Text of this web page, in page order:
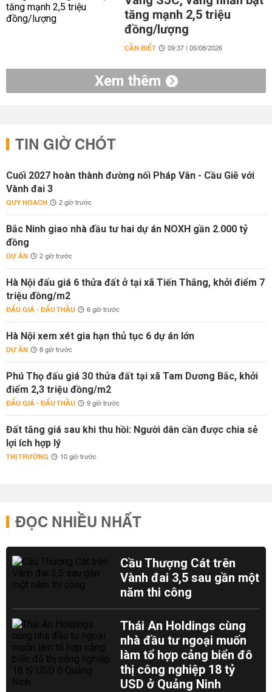
tăng mạnh 2,5 triệu
đồng/lượng
CẦN BIẾT 09:37 | 05/08/2026
Xem thêm
TIN GIỜ CHÓT
Cuối 2027 hoàn thành đường nối Pháp Vân - Cầu Giẽ với
Vành đai 3
QUY HOẠCH 2 giờ trước
Bắc Ninh giao nhà đầu tư hai dự án NOXH gần 2.000 tỷ
đồng
DỰ ÁN 2 giờ trước
Hà Nội đấu giá 6 thửa đất ở tại xã Tiến Thắng, khởi điểm 7
triệu đồng/m2
ĐẤU GIÁ - ĐẤU THẦU 6 giờ trước
Hà Nội xem xét gia hạn thủ tục 6 dự án lớn
DỰ ÁN 8 giờ trước
Phú Thọ đấu giá 30 thửa đất tại xã Tam Dương Bắc, khởi
điểm 2,3 triệu đồng/m2
ĐẤU GIÁ - ĐẤU THẦU 9 giờ trước
Đất tăng giá sau khi thu hồi: Người dân cần được chia sẻ
lợi ích hợp lý
THỊ TRƯỜNG 10 giờ trước
ĐỌC NHIỀU NHẤT
Cầu Thượng Cát trên
Vành đai 3,5 sau gần một
năm thi công
Thái An Holdings cùng
nhà đầu tư ngoại muốn
làm tổ hợp cảng biển đô
thị công nghiệp 18 tỷ
USD ở Quảng Ninh